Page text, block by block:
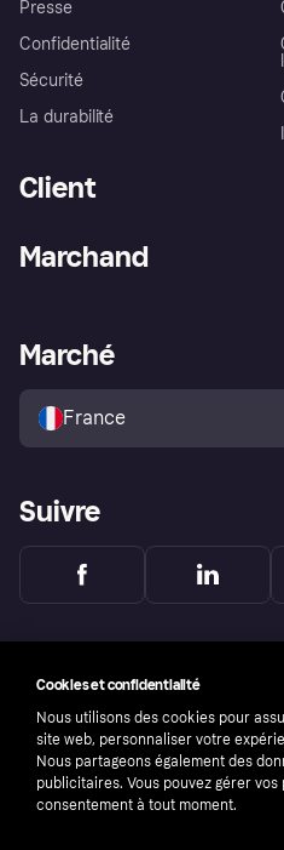
Presse
Confidentialité
Sécurité
La durabilité
Client
Explorez les magasins
Politique de protection de
l’acheteur Klarna
Marchand
Portail Marchand
Marché
France
Suivre
Cookies et confidentialité
Nous utilisons des cookies pour
site web, personnaliser votre
Nous partageons également des
publicitaires. Vous pouvez gérer
consentement à tout moment.